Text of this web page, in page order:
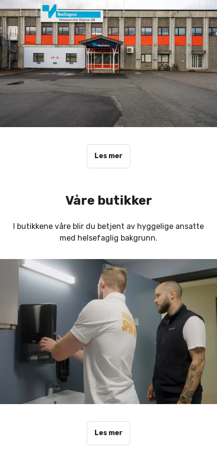
Les mer
Våre butikker
I butikkene våre blir du betjent av hyggelige ansatte
med helsefaglig bakgrunn.
Les mer